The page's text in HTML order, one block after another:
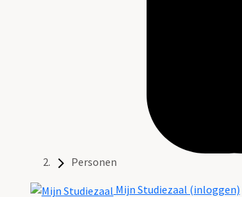
Personen
Mijn Studiezaal (inloggen)